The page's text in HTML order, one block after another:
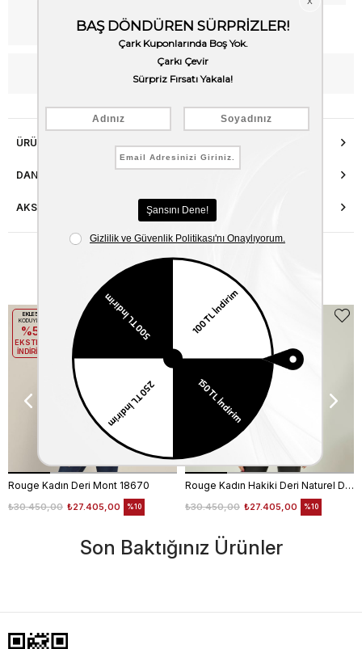
Kargo Bedava
WhatsApp’tan Bilgi Al
ÜRÜN ÖZELLIKLERI
DANIŞMA HATTI
AKSESUAR ONARIMI
Benzer Ürünler
Rouge Kadın Deri Mont 18670
₺27.405,00
₺30.450,00 %10
EKLE5
KODUYLA
%5
EKSTRA
İNDİRİM
Rouge Kadın Hakiki Deri Naturel Deri Mont
₺27.405,00
₺30.450,00 %10
EKLE5
KODUYLA
%5
Son Baktığınız Ürünler